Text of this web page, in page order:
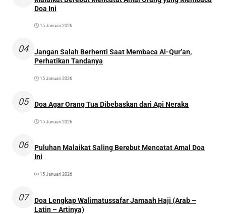
Doa Ini
15 Januari 2026
04
Jangan Salah Berhenti Saat Membaca Al-Qur’an,
Perhatikan Tandanya
15 Januari 2026
05 Doa Agar Orang Tua Dibebaskan dari Api Neraka
15 Januari 2026
06
Puluhan Malaikat Saling Berebut Mencatat Amal Doa
Ini
15 Januari 2026
07
Doa Lengkap Walimatussafar Jamaah Haji (Arab –
Latin – Artinya)